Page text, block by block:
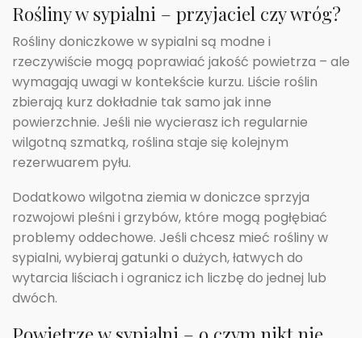
Rośliny w sypialni – przyjaciel czy wróg?
Rośliny doniczkowe w sypialni są modne i
rzeczywiście mogą poprawiać jakość powietrza – ale
wymagają uwagi w kontekście kurzu. Liście roślin
zbierają kurz dokładnie tak samo jak inne
powierzchnie. Jeśli nie wycierasz ich regularnie
wilgotną szmatką, roślina staje się kolejnym
rezerwuarem pyłu.
Dodatkowo wilgotna ziemia w doniczce sprzyja
rozwojowi pleśni i grzybów, które mogą pogłębiać
problemy oddechowe. Jeśli chcesz mieć rośliny w
sypialni, wybieraj gatunki o dużych, łatwych do
wytarcia liściach i ogranicz ich liczbę do jednej lub
dwóch.